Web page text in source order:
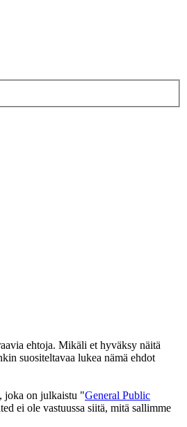
ehtoja. Mikäli et hyväksy näitä
suositeltavaa lukea nämä ehdot
joka on julkaistu "General Public
ei ole vastuussa siitä, mitä sallimme